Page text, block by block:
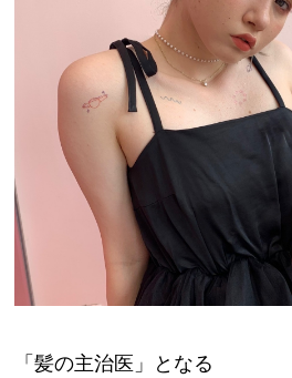
「髪の主治医」となる